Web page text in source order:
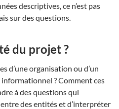
descriptives, ce n’est pas
sur des questions.
du projet ?
d’une organisation ou d’un
? Comment ces
à des questions qui
des entités et d’interpréter